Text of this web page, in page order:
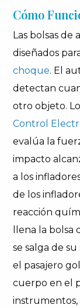
Cómo
Las bolsas de
diseñados
choque. El
detectan
otro objeto.
Control
evalúa la
impacto
a los
de los
reacción
llena la bolsa
se salga de
el pasajero
cuerpo en el
instrumentos,